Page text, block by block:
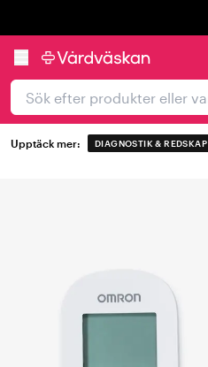
Upptäck mer: DIAGNOSTIK & REDSKAP